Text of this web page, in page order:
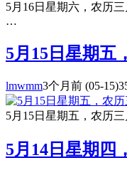
5月16日星期六，农历
…
5月15日星期五
lmwmm3个月前 (05-15)
5月15日星期五，农历
5月14日星期四